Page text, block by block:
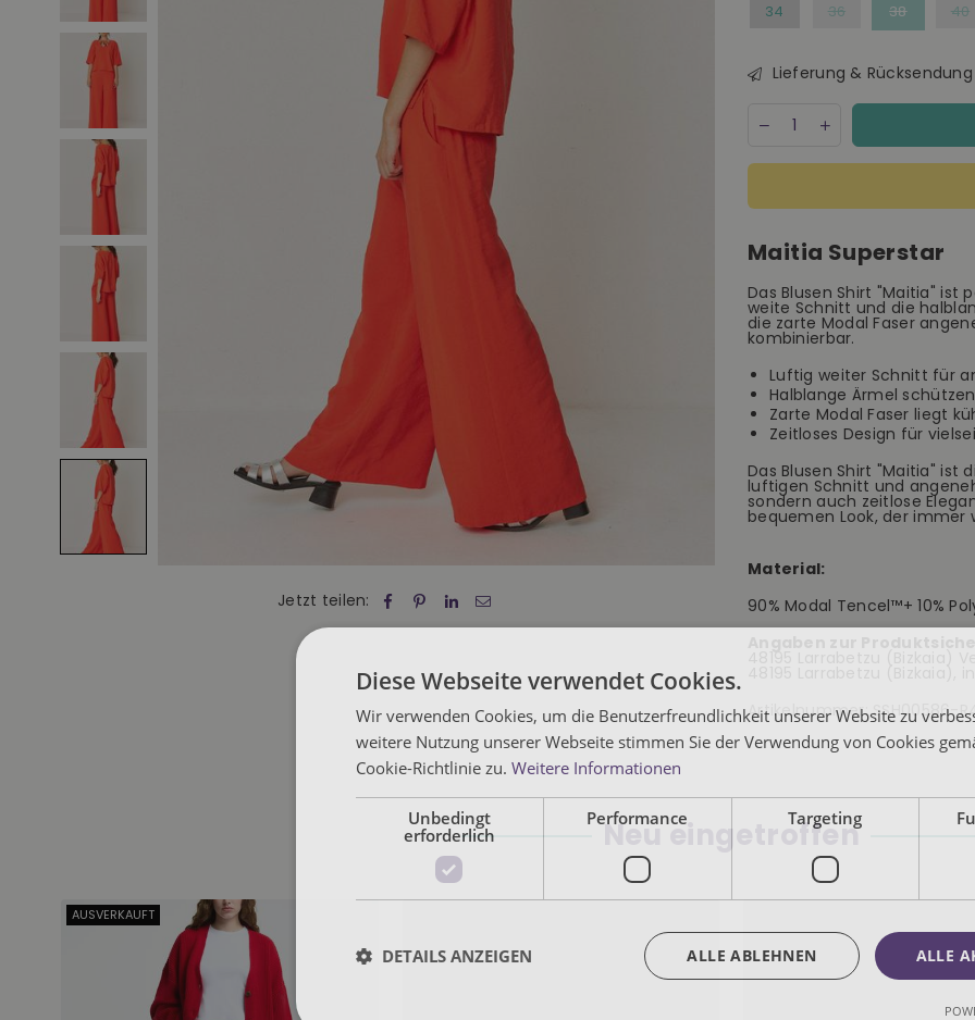
Jetzt teilen:
34 36 38 40
Lieferung & Rücksendung
Decrease
for
Bluse
Shirt
orange
Increase
quantity
for
Bluse
Shirt
orange
Maitia Superstar
Das Blusen Shirt "Maitia"
weite Schnitt und die
die zarte Modal Faser
kombinierbar.
Luftig weiter Schnitt für
Halblange Ärmel
Zarte Modal Faser liegt
Zeitloses Design für
Das Blusen Shirt "Maitia" ist
luftigen Schnitt und
sondern auch zeitlose
bequemen Look, der immer
Material:
90% Modal Tencel™+ 10%
48195 Larrabetzu (Bizkaia)
Artikelnummer:SSH00586-
Neu eingetroffen
AUSVERKAUFT
Diese Webseite verwendet Cookies.
Wir verwenden Cookies, um die Benutzerfreundlichkeit unserer Website zu
weitere Nutzung unserer Webseite stimmen Sie der Verwendung von Cookies
Cookie-Richtlinie zu. Weitere Informationen
Unbedingt
erforderlich
Performance Targeting
ALLE
ALLE ABLEHNEN
DETAILS ANZEIGEN